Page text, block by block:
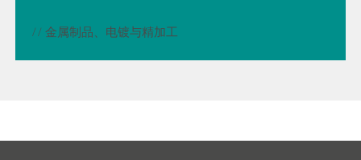
// 金属制品、电镀与精加工